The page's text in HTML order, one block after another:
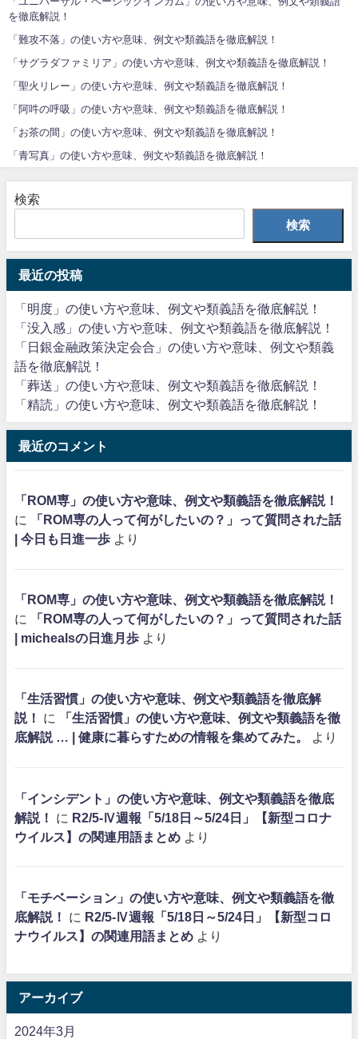
を徹底解説！
「難攻不落」の使い方や意味、例文や類義語を徹底解説！
「サグラダファミリア」の使い方や意味、例文や類義語を徹底解説！
「聖火リレー」の使い方や意味、例文や類義語を徹底解説！
「阿吽の呼吸」の使い方や意味、例文や類義語を徹底解説！
「お茶の間」の使い方や意味、例文や類義語を徹底解説！
「青写真」の使い方や意味、例文や類義語を徹底解説！
検索
検索
最近の投稿
「明度」の使い方や意味、例文や類義語を徹底解説！
「没入感」の使い方や意味、例文や類義語を徹底解説！
「日銀金融政策決定会合」の使い方や意味、例文や類義
語を徹底解説！
「葬送」の使い方や意味、例文や類義語を徹底解説！
「精読」の使い方や意味、例文や類義語を徹底解説！
最近のコメント
「ROM専」の使い方や意味、例文や類義語を徹底解説！
に
「ROM専の人って何がしたいの？」って質問された話
| 今日も日進一歩 より
「ROM専」の使い方や意味、例文や類義語を徹底解説！
に
「ROM専の人って何がしたいの？」って質問された話
| michealsの日進月歩 より
「生活習慣」の使い方や意味、例文や類義語を徹底解
説！
に
「生活習慣」の使い方や意味、例文や類義語を徹
底解説 … | 健康に暮らすための情報を集めてみた。
より
「インシデント」の使い方や意味、例文や類義語を徹底
解説！
に R2/5-Ⅳ週報「5/18日～5/24日」【新型コロナ
ウイルス】の関連用語まとめ より
「モチベーション」の使い方や意味、例文や類義語を徹
底解説！
に R2/5-Ⅳ週報「5/18日～5/24日」【新型コロ
ナウイルス】の関連用語まとめ より
アーカイブ
2024年3月